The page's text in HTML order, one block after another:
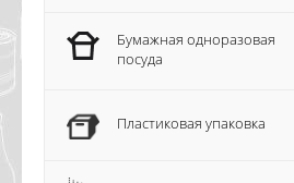
Бумажная одноразовая
посуда
Пластиковая упаковка